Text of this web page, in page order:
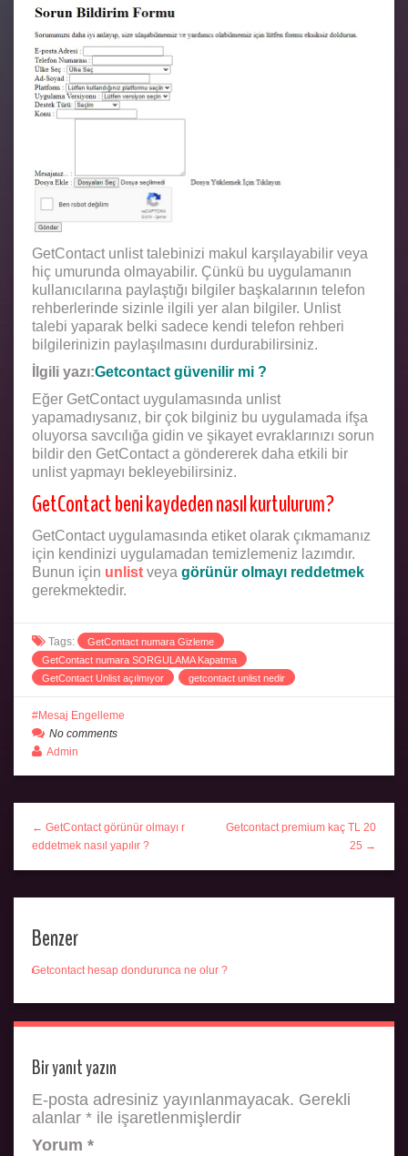
GetContact unlist talebinizi makul karşılayabilir veya
hiç umurunda olmayabilir. Çünkü bu uygulamanın
kullanıcılarına paylaştığı bilgiler başkalarının telefon
rehberlerinde sizinle ilgili yer alan bilgiler. Unlist
talebi yaparak belki sadece kendi telefon rehberi
bilgilerinizin paylaşılmasını durdurabilirsiniz.
İlgili yazı:Getcontact güvenilir mi ?
Eğer GetContact uygulamasında unlist
yapamadıysanız, bir çok bilginiz bu uygulamada ifşa
oluyorsa savcılığa gidin ve şikayet evraklarınızı sorun
bildir den GetContact a göndererek daha etkili bir
unlist yapmayı bekleyebilirsiniz.
GetContact beni kaydeden nasıl kurtulurum?
GetContact uygulamasında etiket olarak çıkmamanız
için kendinizi uygulamadan temizlemeniz lazımdır.
Bunun için unlist veya görünür olmayı reddetmek
gerekmektedir.
Tags:
GetContact numara Gizleme
GetContact numara SORGULAMA Kapatma
GetContact Unlist açılmıyor
getcontact unlist nedir
Mesaj Engelleme
No comments
Admin
← GetContact görünür olmayı r
eddetmek nasıl yapılır ?
Getcontact premium kaç TL 20
25 →
Benzer
Getcontact hesap dondurunca ne olur ?
Bir yanıt yazın
E-posta adresiniz yayınlanmayacak. Gerekli
alanlar * ile işaretlenmişlerdir
Yorum *